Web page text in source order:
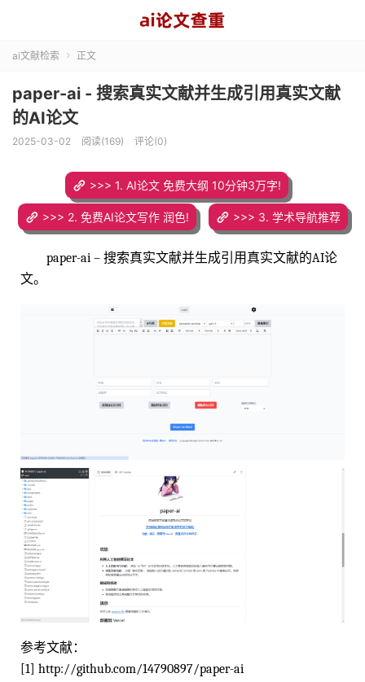
ai文献检索  正文
paper-ai - 搜索真实文献并生成引用真实文献
的AI论文
2025-03-02 阅读(169) 评论(0)
>>> 1. AI论文 免费大纲 10分钟3万字!
>>> 2. 免费AI论文写作 润色! >>> 3. 学术导航推荐
paper-ai – 搜索真实文献并生成引用真实文献的AI论
文。
参考文献：
[1] http://github.com/14790897/paper-ai